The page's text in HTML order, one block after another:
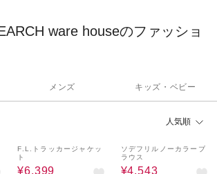
ware houseのファッショ
メンズ キッズ・ベビー
人気順
F.L.トラッカージャケッ
ト
¥6,399
ソデフリルノーカラーブ
ラウス
¥4,543